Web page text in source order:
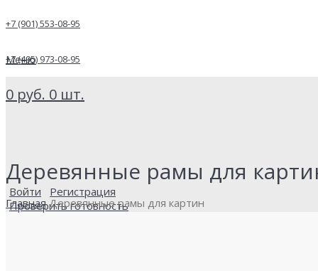
+7 (901) 553-08-95
+7 (495) 973-08-95
Войти
Регистрация
Проверить готовность
Меню
0 руб. 0 шт.
Деревянные рамы для
Главная Деревянные рамы для картин